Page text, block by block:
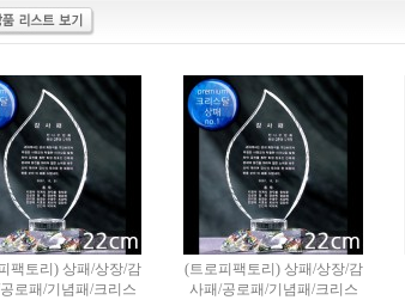
팩토리) 상패/상장/감
로패/기념패/크리스
(트로피팩토리) 상패/상장/감
사패/공로패/기념패/크리스